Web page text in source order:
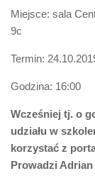
Miejsce: sala
9c
Termin:
Godzina: 16:00
Wcześniej tj. o
udziału w
korzystać z
Prowadzi Adrian